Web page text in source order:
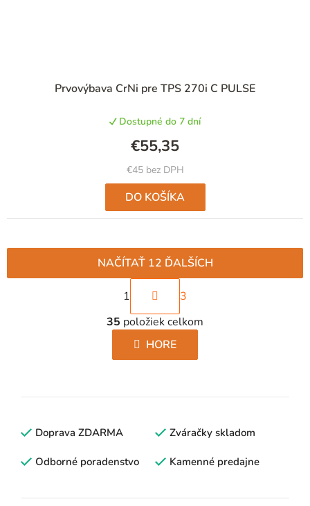
Prvovýbava CrNi pre TPS 270i C PULSE
Dostupné do 7 dní
€45 bez DPH
€55,35
DO KOŠÍKA
O
v
l
á
a
p
v
NAČÍTAŤ 12 ĎALŠÍCH
S
t
r
á
n
v
n
e
1
3
35 položiek celkom
HORE
Doprava ZDARMA Zváračky skladom
Odborné poradenstvo Kamenné predajne